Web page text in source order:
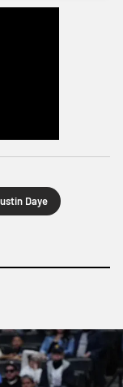
Daye